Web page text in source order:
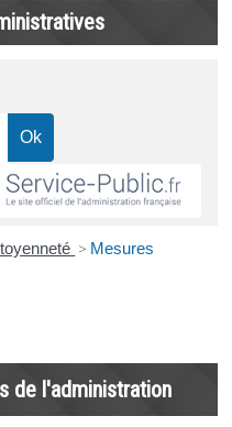
> Mesures
de l'administration